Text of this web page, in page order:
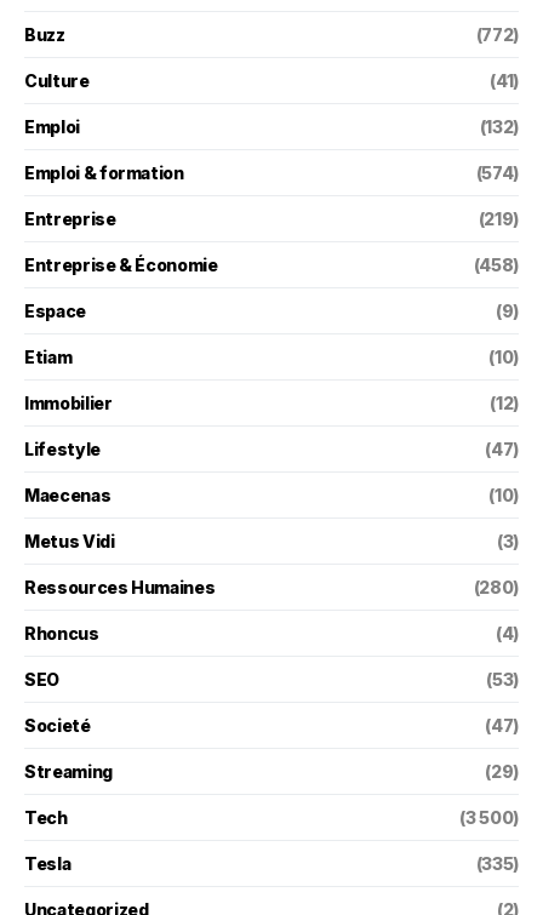
Buzz (772)
Culture (41)
Emploi (132)
Emploi & formation (574)
Entreprise (219)
Entreprise & Économie (458)
Espace (9)
Etiam (10)
Immobilier (12)
Lifestyle (47)
Maecenas (10)
Metus Vidi (3)
Ressources Humaines (280)
Rhoncus (4)
SEO (53)
Societé (47)
Streaming (29)
Tech (3 500)
Tesla (335)
Uncategorized (2)